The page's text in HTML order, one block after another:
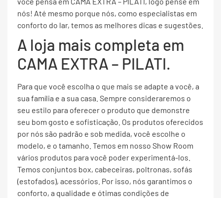
nós! Até mesmo porque nós, como especialistas em
conforto do lar, temos as melhores dicas e sugestões.
A loja mais completa em
CAMA EXTRA – PILATI.
Para que você escolha o que mais se adapte a você, a
sua família e a sua casa. Sempre consideraremos o
seu estilo para oferecer o produto que demonstre
seu bom gosto e sofisticação. Os produtos oferecidos
por nós são padrão e sob medida, você escolhe o
modelo, e o tamanho. Temos em nosso Show Room
vários produtos para você poder experimentá-los.
Temos conjuntos box, cabeceiras, poltronas, sofás
(estofados), acessórios. Por isso, nós garantimos o
conforto, a qualidade e ótimas condições de